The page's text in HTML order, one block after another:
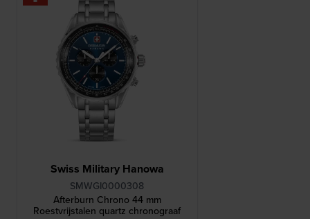
Swiss Military Hanowa
SMWGI0000308
Afterburn Chrono 44 mm
Roestvrijstalen quartz chronograaf